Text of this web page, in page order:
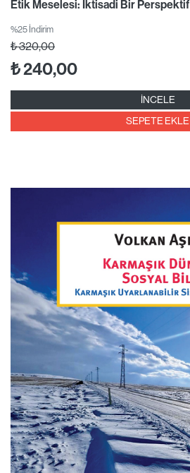
Etik Meselesi: İktisadi Bir Perspektif
%25 İndirim
₺320,00
₺240,00
İNCELE
SEPETE EKLE